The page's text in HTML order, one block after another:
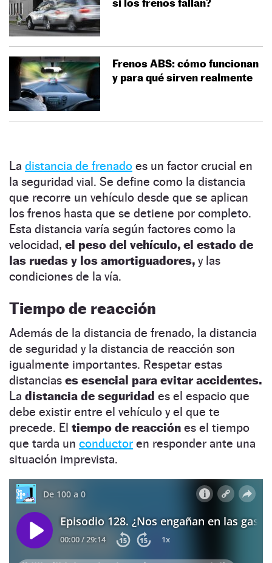
si los frenos fallan?
Frenos ABS: cómo funcionan
y para qué sirven realmente
La distancia de frenado es un factor crucial en
la seguridad vial. Se define como la distancia
que recorre un vehículo desde que se aplican
los frenos hasta que se detiene por completo.
Esta distancia varía según factores como la
velocidad, el peso del vehículo, el estado de
las ruedas y los amortiguadores, y las
condiciones de la vía.
Tiempo de reacción
Además de la distancia de frenado, la distancia
de seguridad y la distancia de reacción son
igualmente importantes. Respetar estas
distancias es esencial para evitar accidentes.
La distancia de seguridad es el espacio que
debe existir entre el vehículo y el que te
precede. El tiempo de reacción es el tiempo
que tarda un conductor en responder ante una
situación imprevista.